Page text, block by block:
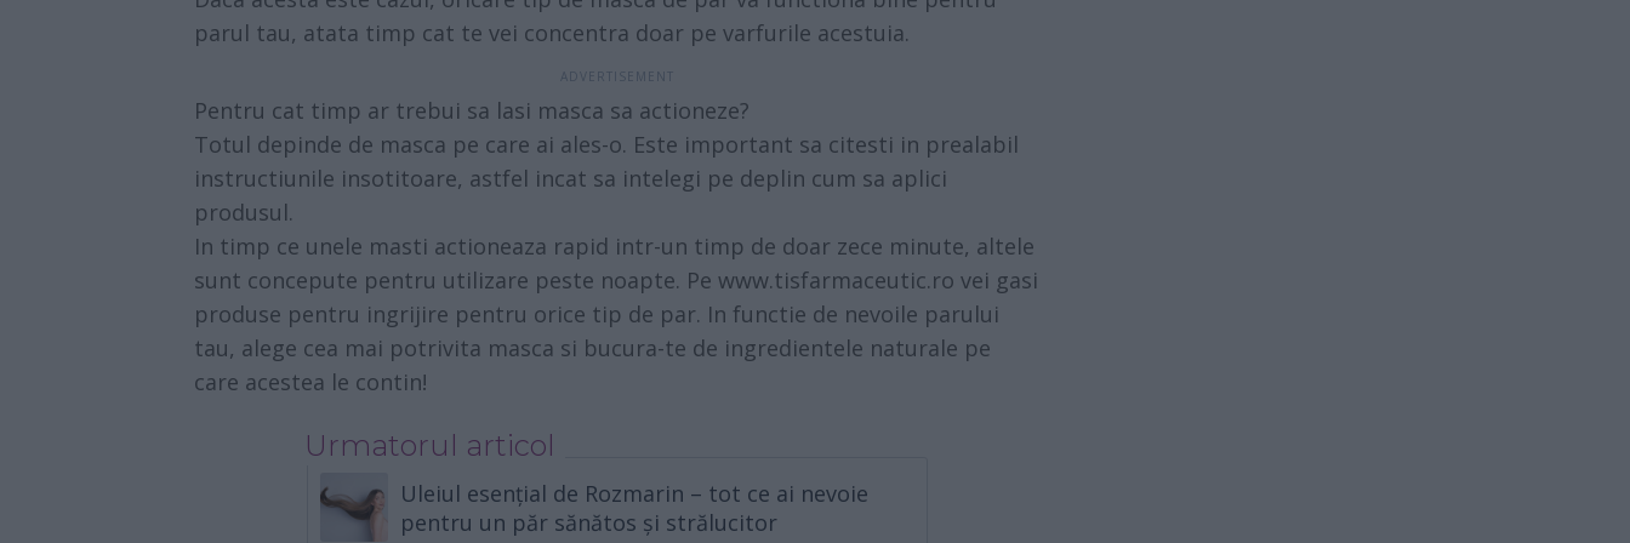
parul tau, atata timp cat te vei concentra doar pe varfurile acestuia.
Pentru cat timp ar trebui sa lasi masca sa actioneze?
Totul depinde de masca pe care ai ales-o. Este important sa citesti in prealabil
instructiunile insotitoare, astfel incat sa intelegi pe deplin cum sa aplici
produsul.
In timp ce unele masti actioneaza rapid intr-un timp de doar zece minute, altele
sunt concepute pentru utilizare peste noapte. Pe www.tisfarmaceutic.ro vei gasi
produse pentru ingrijire pentru orice tip de par. In functie de nevoile parului
tau, alege cea mai potrivita masca si bucura-te de ingredientele naturale pe
care acestea le contin!
Urmatorul articol
Uleiul esențial de Rozmarin – tot ce ai nevoie
pentru un păr sănătos și strălucitor